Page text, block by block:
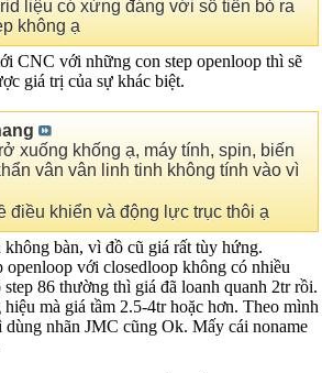
liệu có xứng đáng với số tiền bỏ ra
không ạ
CNC với những con step openloop thì sẽ
giá trị của sự khác biệt.
xuống khống ạ, máy tính, spin, biến
vân vân linh tinh không tính vào vì
điều khiển và động lực trục thôi ạ
bàn, vì đồ cũ giá rất tùy hứng.
openloop với closedloop không có nhiều
86 thường thì giá đã loanh quanh 2tr rồi.
mà giá tầm 2.5-4tr hoặc hơn. Theo mình
dùng nhãn JMC cũng Ok. Mấy cái noname